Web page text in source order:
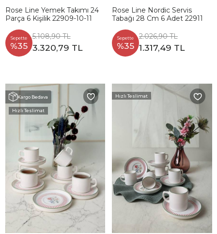
Rose Line Yemek Takımı 24
Parça 6 Kişilik 22909-10-11
Sepette
%35
5.108,90 TL
3.320,79 TL
Rose Line Nordic Servis
Tabağı 28 Cm 6 Adet 22911
Sepette
%35
2.026,90 TL
1.317,49 TL
Kargo Bedava
Hızlı Teslimat
Hızlı Teslimat